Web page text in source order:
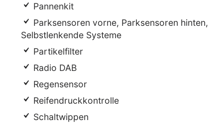
Pannenkit
Parksensoren vorne, Parksensoren hinten,
Selbstlenkende Systeme
Partikelfilter
Radio DAB
Regensensor
Reifendruckkontrolle
Schaltwippen